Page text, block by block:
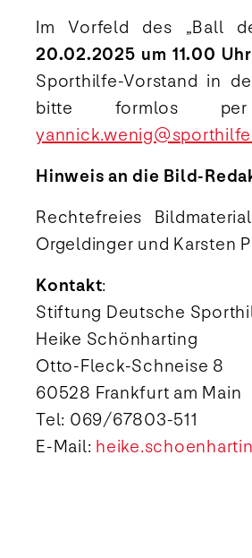
Im Vorfeld des „Ball
20.02.2025 um 11.00 Uhr
Sporthilfe-Vorstand in
bitte formlos
Hinweis an die Bild-
Rechtefreies
Orgeldinger und Karsten
Kontakt:
Stiftung Deutsche
Heike Schönharting
Otto-Fleck-Schneise 8
60528 Frankfurt am Main
Tel: 069/67803-511
E-Mail: